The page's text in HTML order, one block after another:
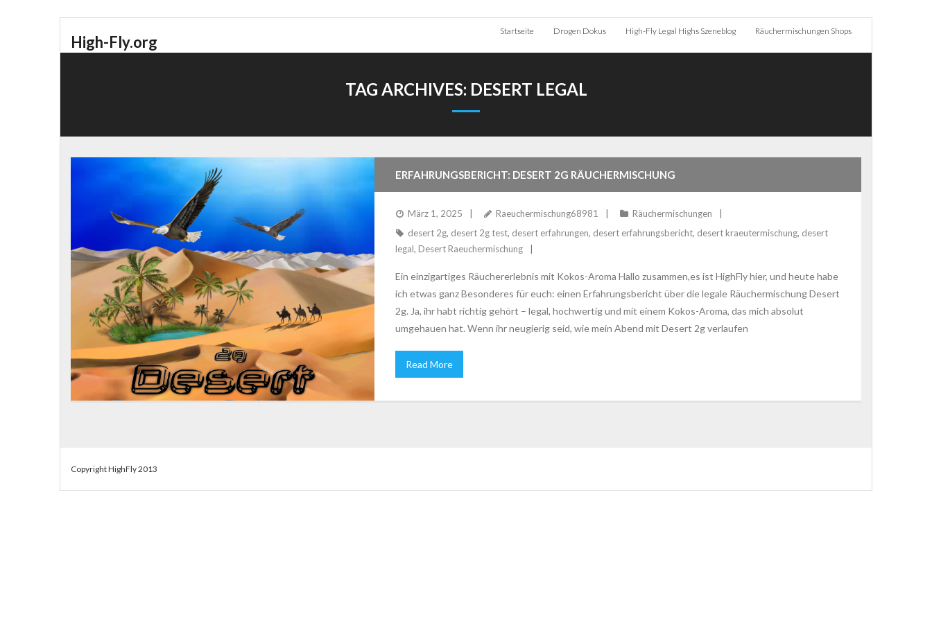
High-Fly.org
Startseite Drogen Dokus High-Fly Legal Highs Szeneblog Räuchermischungen Shops
TAG ARCHIVES: DESERT LEGAL
ERFAHRUNGSBERICHT: DESERT 2G RÄUCHERMISCHUNG
März 1, 2025 Raeuchermischung68981
Räuchermischungen
desert 2g, desert 2g test, desert erfahrungen, desert erfahrungsbericht, desert kraeutermischung, desert
legal, Desert Raeuchermischung
Ein einzigartiges Räuchererlebnis mit Kokos-Aroma Hallo zusammen,es ist HighFly hier, und heute habe
ich etwas ganz Besonderes für euch: einen Erfahrungsbericht über die legale Räuchermischung Desert
2g. Ja, ihr habt richtig gehört – legal, hochwertig und mit einem Kokos-Aroma, das mich absolut
umgehauen hat. Wenn ihr neugierig seid, wie mein Abend mit Desert 2g verlaufen
Read More
Copyright HighFly 2013